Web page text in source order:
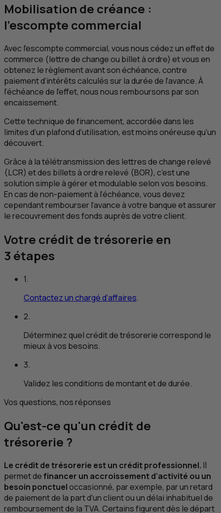
Mobilisation de créance :
l’escompte commercial
Avec l’escompte commercial, vous nous cédez un effet de
commerce (lettre de change ou billet à ordre) et vous en
obtenez le règlement avant son échéance, contre
paiement d’intérêts calculés sur la durée de l’avance. À
l’échéance de l’effet, nous nous remboursons par son
encaissement.
Cette technique de financement, accordée dans les
limites d’un plafond d’utilisation, est moins onéreuse qu’un
découvert.
Grâce à la télétransmission des lettres de change relevé
(LCR) et des billets à ordre relevé (BOR), c’est une
solution simple à gérer et modulable selon vos besoins.
En cas de non-paiement à l’échéance, vous devez
cependant rembourser l’avance à votre banque et assurer
le recouvrement des fonds auprès de votre client.
Votre crédit de trésorerie en
3 étapes
1.
Contactez un chargé d’affaires.
2.
Déterminez quel crédit de trésorerie correspond le
mieux à vos besoins.
3.
Validez les conditions de montant et de durée.
Vos questions, nos réponses
Qu'est-ce qu'un crédit de
trésorerie ?
Le crédit de trésorerie est un crédit professionnel. Il
permet definancer un accroissement d’activité ou un
besoin ponctueloccasionné, par exemple, par un retard
de paiement de la part d’un client ou un délai inhabituel de
remboursement de la TVA. Certains figurent dès le départ